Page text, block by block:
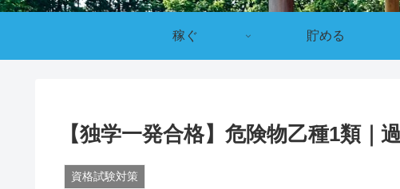
稼ぐ 貯める
【独学一発合格】危険物乙種1類｜
資格試験対策